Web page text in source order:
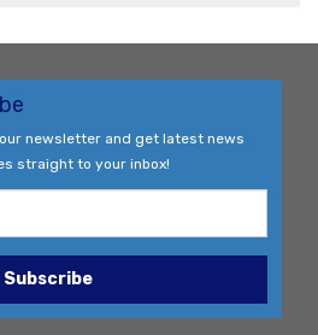
newsletter and get latest news
straight to your inbox!
Subscribe